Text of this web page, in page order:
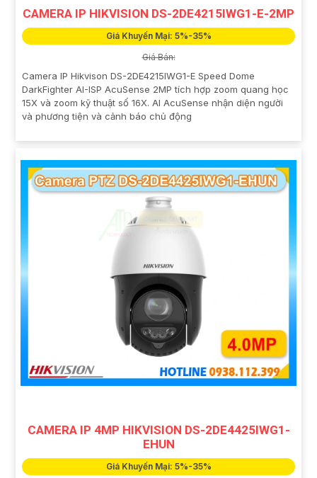
CAMERA IP HIKVISION DS-2DE4215IWG1-E-2MP
Giá Khuyến Mại: 5%-35%
Giá Bán:
Camera IP Hikvison DS-2DE4215IWG1-E Speed Dome
DarkFighter AI-ISP AcuSense 2MP tích hợp zoom quang học
15X và zoom kỹ thuật số 16X. AI AcuSense nhận diện người
và phương tiện và cảnh báo chủ động
CAMERA IP 4MP HIKVISION DS-2DE4425IWG1-
EHUN
Giá Khuyến Mại: 5%-35%